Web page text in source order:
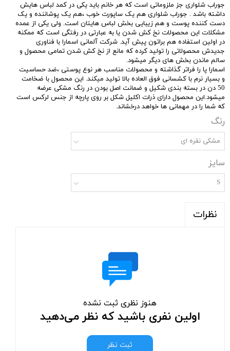
جوراب شلواری جز ملزوماتی است که هر خانم باید یکی در کمد لباس هایش
داشته باشد . جوراب شلواری هم یک ساپورت خوب ،هم یک پوشاننده و یک
دست کننده پوست و هم زیبایی بخش لباس هایتان است. ولی یکی از عمده
مشکلات این محصولات نخ کش شدن یا به عبارتی در رفتگی است که ممکنه
در اولین استفاده هم براتون پیش آید. شرکت آلمانی اسمارا با فناوری
جدیدش محصولاتی را تولید کرده که مانع از نخ کش شدن تمامی محصول و
سالم ماندن بخش های دیگر میشود.
اسمارا پا را فراتر گذاشته و محصولات مناسب هر نوع پوستی ،ضد حساسیت
و بسیار نرم با کشسانی فوق العاده بالا تولید میکند. این محصول با ضخامت
50 دن در بسته بندی شکیل و ضمانت اصل بودن در رنگ مشکی عرضه
میشود.این محصول دارای ذرات اکلیل شکل بر روی پارچه از جنس لرکس است
که شما را در مهمانی ها خواهد درخشاند.
رنگ
مشکی نقره ای
سایز
S
نظرات
هنوز نظری ثبت نشده
اولین نفری باشید که نظر می‌دهید
ثبت نظر